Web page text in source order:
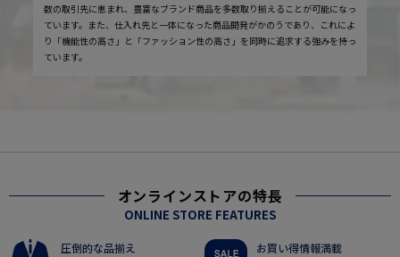
数の取引先に恵まれ、豊富なブランド商品を多数取り揃えることが可能になっ
ています。また、仕入れ先と一体になった商品開発がかのうであり、これによ
り「機能性の高さ」と「ファッション性の高さ」を同時に追求する強みを持っ
ています。
オンラインストアの特長
ONLINE STORE FEATURES
圧倒的な品揃え お買い得情報満載